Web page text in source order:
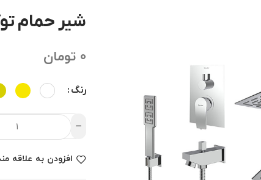
شیر حمام توکار تیپ4
0 تومان
رنگ
افزودن به علاقه